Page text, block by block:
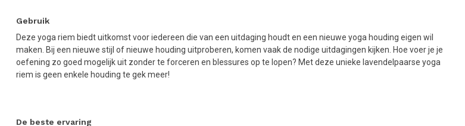
Gebruik
Deze yoga riem biedt uitkomst voor iedereen die van een uitdaging houdt en een nieuwe yoga houding eigen wil
maken. Bij een nieuwe stijl of nieuwe houding uitproberen, komen vaak de nodige uitdagingen kijken. Hoe voer je je
oefening zo goed mogelijk uit zonder te forceren en blessures op te lopen? Met deze unieke lavendelpaarse yoga
riem is geen enkele houding te gek meer!
De beste ervaring